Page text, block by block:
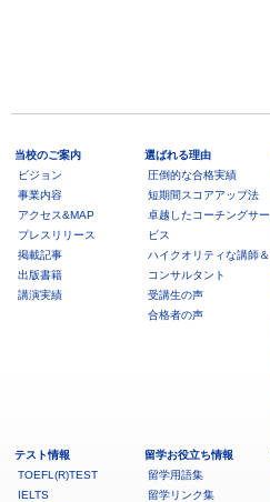
当校のご案内
ビジョン
事業内容
アクセス&MAP
プレスリリース
掲載記事
出版書籍
講演実績
選ばれる理由
圧倒的な合格実績
短期間スコアアップ法
卓越したコーチングサー
ビス
ハイクオリティな講師＆
コンサルタント
受講生の声
合格者の声
テスト情報
TOEFL(R)TEST
IELTS
留学お役立ち情報
留学用語集
留学リンク集